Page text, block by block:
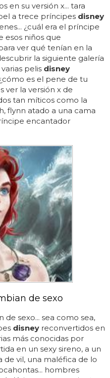
en su versión x... tara
a trece príncipes disney
¿cuál era el príncipe
esos niños que
ver qué tenían en la
la siguiente galería
pelis disney
es el pene de tu
ver la versión x de
tan míticos como la
flynn atado a una cama
encantador
de sexo
de sexo... sea como sea,
disney reconvertidos en
más conocidas por
en un sexy sireno, a un
vil, una maléfica de lo
hombres